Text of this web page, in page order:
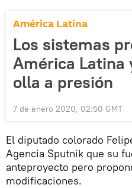
América Latina
Los sistemas
América Latina
olla a presión
7 de enero 2020, 02:50 GMT
El diputado colorado
Agencia Sputnik que su
anteproyecto pero
modificaciones.